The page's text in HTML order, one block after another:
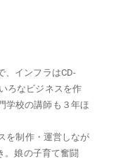
、インフラはCD-
ろなビジネスを作
学校の講師も３年ほ
を制作・運営しなが
。娘の子育て奮闘